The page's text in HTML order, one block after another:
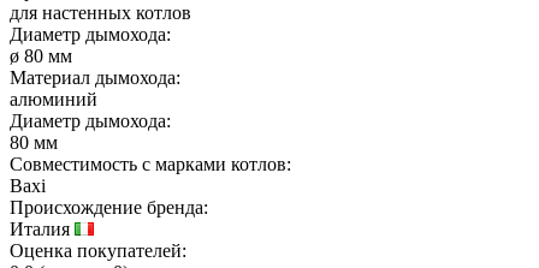
для настенных котлов
Диаметр дымохода:
ø 80 мм
Материал дымохода:
алюминий
Диаметр дымохода:
80 мм
Совместимость с марками котлов:
Baxi
Происхождение бренда:
Италия
Оценка покупателей: